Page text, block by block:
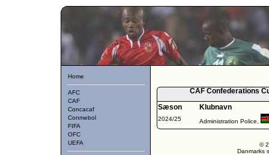
Home
AFC
CAF
Concacaf
Conmebol
FIFA
OFC
UEFA
CAF Confederations
Sæson
Klubnavn
2024/25 Administration Police,
©
Danmarks